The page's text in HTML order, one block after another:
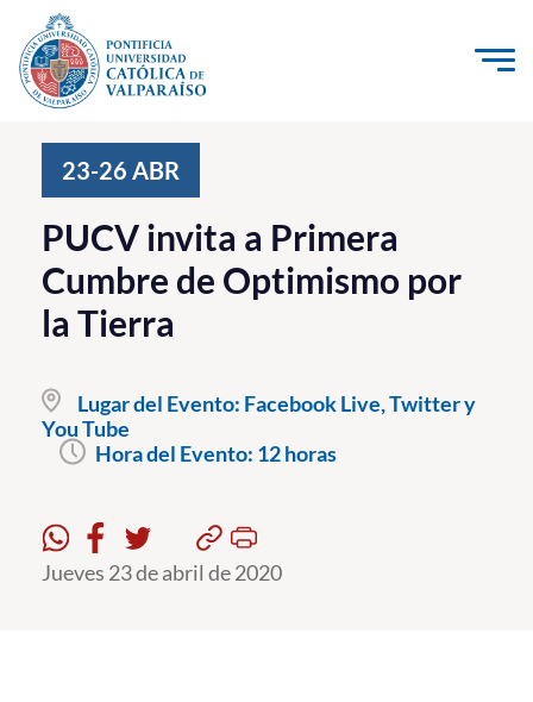
Click acá para ir directamente al contenido
Investigación, Creación e Innovación
PUCV Internacional
Vinculación con el Medio
Pregrado
Postgrado
Formación Continua
23-26 ABR
PUCV invita a Primera
Cumbre de Optimismo por
la Tierra
Lugar del Evento: Facebook Live, Twitter y
You Tube
Hora del Evento: 12 horas
Jueves 23 de abril de 2020